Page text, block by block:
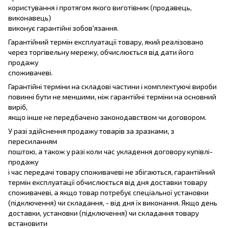
користування і протягом якого виготівник (продавець,
виконавець)
виконує гарантійні зобов'язання.
Гарантійний термін експлуатації товару, який реалізовано
через торгівельну мережу, обчислюється від дати його
продажу
споживачеві.
Гарантійні терміни на складові частини і комплектуючі вироби
повинні бути не меншими, ніж гарантійні терміни на основний
виріб,
якщо інше не передбачено законодавством чи договором.
У разі здійснення продажу товарів за зразками, з
пересиланням
поштою, а також у разі коли час укладення договору купівлі-
продажу
і час передачі товару споживачеві не збігаються, гарантійний
термін експлуатації обчислюється від дня доставки товару
споживачеві, а якщо товар потребує спеціальної установки
(підключення) чи складання, - від дня їх виконання. Якщо день
доставки, установки (підключення) чи складання товару
встановити